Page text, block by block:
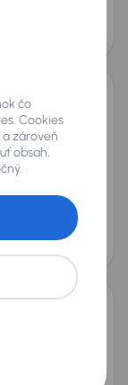
Hybrid 225
cena na úver
€
čo
Cookies
a zároveň
obsah,